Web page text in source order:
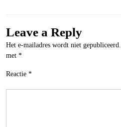
Leave a Reply
Het e-mailadres wordt niet gepubliceerd.
met *
Reactie *